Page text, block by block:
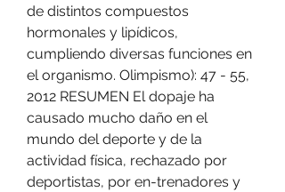
de distintos compuestos
hormonales y lipídicos,
cumpliendo diversas funciones en
el organismo. Olimpismo): 47 - 55,
2012 RESUMEN El dopaje ha
causado mucho daño en el
mundo del deporte y de la
actividad física, rechazado por
deportistas, por en-trenadores y